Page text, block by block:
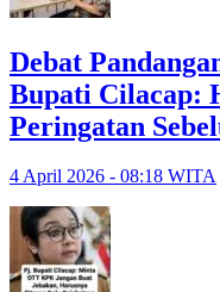
Debat
Bupati Cilacap:
Peringatan
4 April 2026 - 08:18 WITA